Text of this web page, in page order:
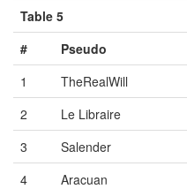
Table 5
#
Pseudo
1
TheRealWill
2
Le Libraire
3
Salender
4
Aracuan